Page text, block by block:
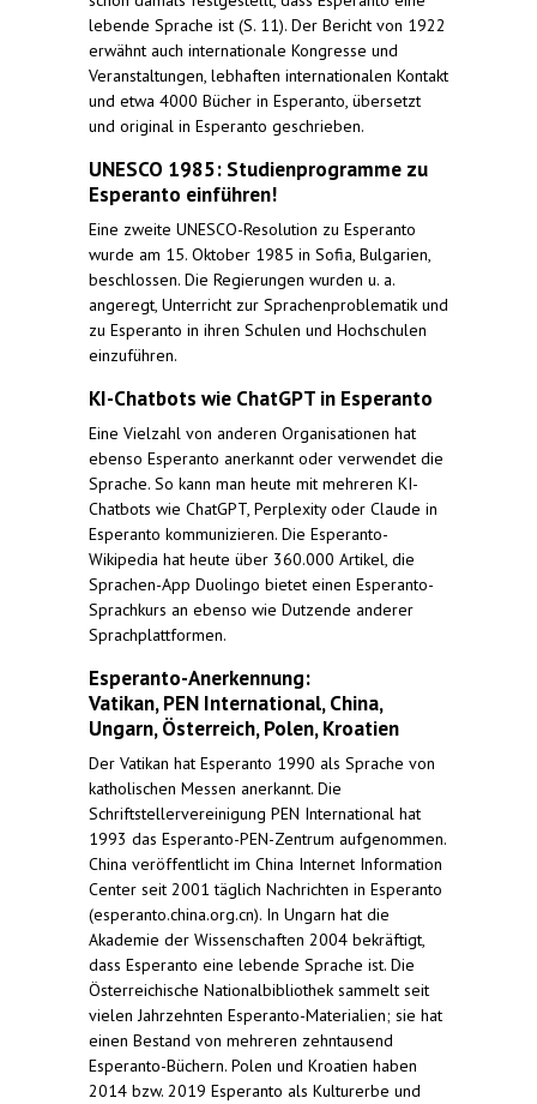
lebende Sprache ist (S. 11). Der Bericht von 1922
erwähnt auch internationale Kongresse und
Veranstaltungen, lebhaften internationalen Kontakt
und etwa 4000 Bücher in Esperanto, übersetzt
und original in Esperanto geschrieben.
UNESCO 1985: Studienprogramme zu
Esperanto einführen!
Eine zweite UNESCO-Resolution zu Esperanto
wurde am 15. Oktober 1985 in Sofia, Bulgarien,
beschlossen. Die Regierungen wurden u. a.
angeregt, Unterricht zur Sprachenproblematik und
zu Esperanto in ihren Schulen und Hochschulen
einzuführen.
KI-Chatbots wie ChatGPT in Esperanto
Eine Vielzahl von anderen Organisationen hat
ebenso Esperanto anerkannt oder verwendet die
Sprache. So kann man heute mit mehreren KI-
Chatbots wie ChatGPT, Perplexity oder Claude in
Esperanto kommunizieren. Die Esperanto-
Wikipedia hat heute über 360.000 Artikel, die
Sprachen-App Duolingo bietet einen Esperanto-
Sprachkurs an ebenso wie Dutzende anderer
Sprachplattformen.
Esperanto-Anerkennung:
Vatikan, PEN International, China,
Ungarn, Österreich, Polen, Kroatien
Der Vatikan hat Esperanto 1990 als Sprache von
katholischen Messen anerkannt. Die
Schriftstellervereinigung PEN International hat
1993 das Esperanto-PEN-Zentrum aufgenommen.
China veröffentlicht im China Internet Information
Center seit 2001 täglich Nachrichten in Esperanto
(esperanto.china.org.cn). In Ungarn hat die
Akademie der Wissenschaften 2004 bekräftigt,
dass Esperanto eine lebende Sprache ist. Die
Österreichische Nationalbibliothek sammelt seit
vielen Jahrzehnten Esperanto-Materialien; sie hat
einen Bestand von mehreren zehntausend
Esperanto-Büchern. Polen und Kroatien haben
2014 bzw. 2019 Esperanto als Kulturerbe und